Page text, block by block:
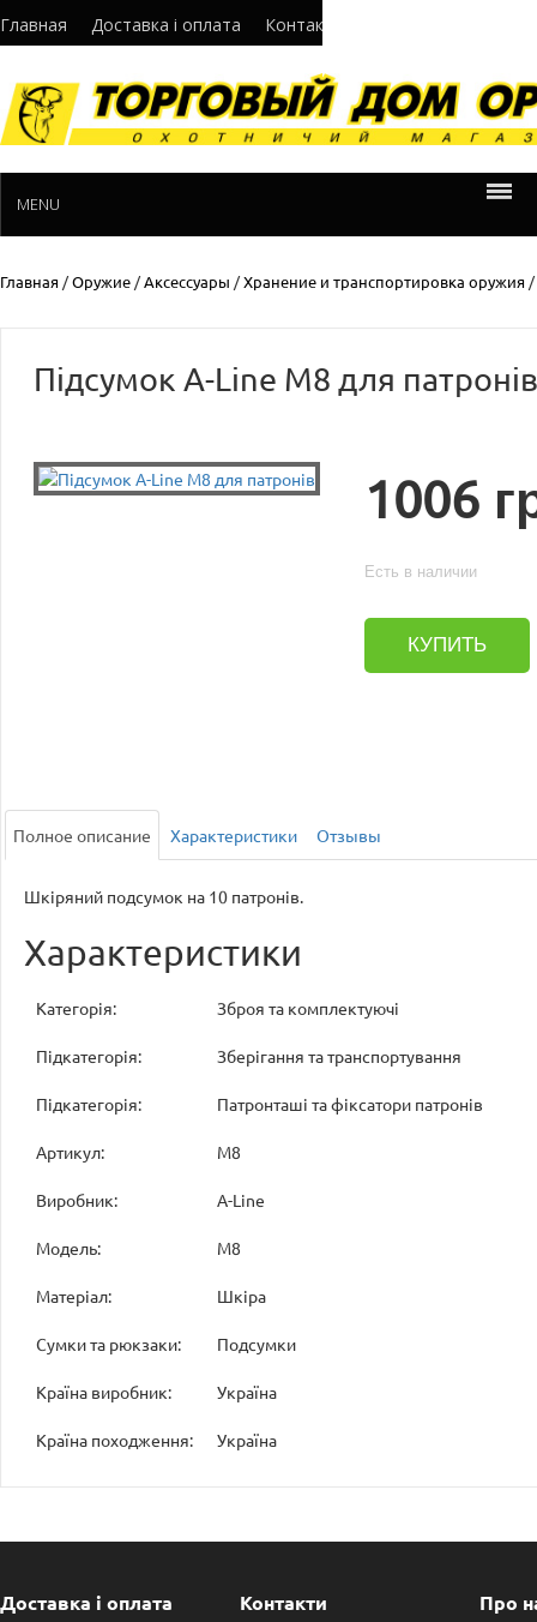
Главная Доставка і оплата Контакти
MENU
Главная /Оружие /Аксессуары /Хранение и транспортировка оружия /
Підсумок A-Line М8 для патронів
1006
Есть в наличии
КУПИТЬ
Полное описание Характеристики Отзывы
Шкіряний подсумок на 10 патронів.
Характеристики
Категорія: Зброя та комплектуючі
Підкатегорія: Зберігання та транспортування
Підкатегорія: Патронташі та фіксатори патронів
Артикул: М8
Виробник: A-Line
Модель: М8
Матеріал: Шкіра
Сумки та рюкзаки: Подсумки
Країна виробник: Україна
Країна походження: Україна
Доставка і оплата Контакти Про